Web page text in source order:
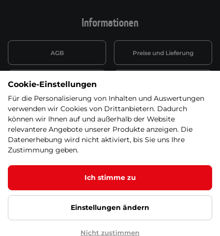
Informationen
AGB Preise und Lieferung
Datenschutzerklärung
Wiederufsbelehrung mit Link
zum Formular
Batterieentsorgung
Informationen zu Elektro-
und Elektonikgeräten
Widerruf erklären
© 2026 SEVEN SPORT s.r.o Alle Rechte vorbehalten1
Datenschutzgrundsätze Google Datenschutz Google
Partnerseiten Cookie-Einstellungen
Cookie-Einstellungen
Für die Personalisierung von Inhalten und Auswertungen
verwenden wir Cookies von Drittanbietern. Dadurch
können wir Ihnen auf und außerhalb der Website
relevantere Angebote unserer Produkte anzeigen. Die
Datenerhebung wird nicht aktiviert, bis Sie uns Ihre
Zustimmung geben.
Ich stimme zu
Einstellungen ändern
Nicht zustimmen